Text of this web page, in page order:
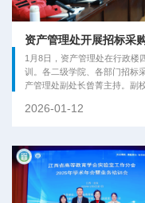
资产管理处开展招标采
1月8日，资产管理处在行政楼
训。各二级学院、各部门招标
产管理处副处长曾菁主持。副
供了系统化、可操作的制度遵
2026-01-12